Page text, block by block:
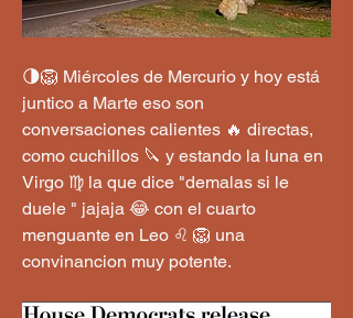
🌗🦁 Miércoles de Mercurio y hoy está
juntico a Marte eso son
conversaciones calientes 🔥 directas,
como cuchillos 🔪 y estando la luna en
Virgo ♍️ la que dice "demalas si le
duele " jajaja 😂 con el cuarto
menguante en Leo ♌️ 🦁 una
convinancion muy potente.